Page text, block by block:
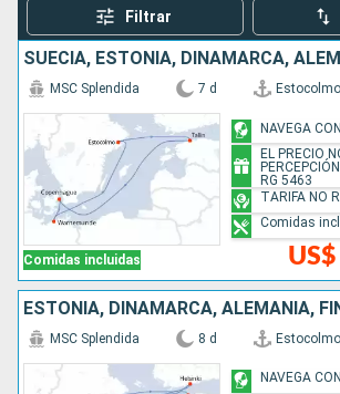
Filtrar
Comidas incluidas
MSC Splendida 7 d Estocolmo
NAVEGA
EL PRECIO
RG 5463
TARIFA NO
Comidas
MSC Splendida 8 d Estocolmo
NAVEGA